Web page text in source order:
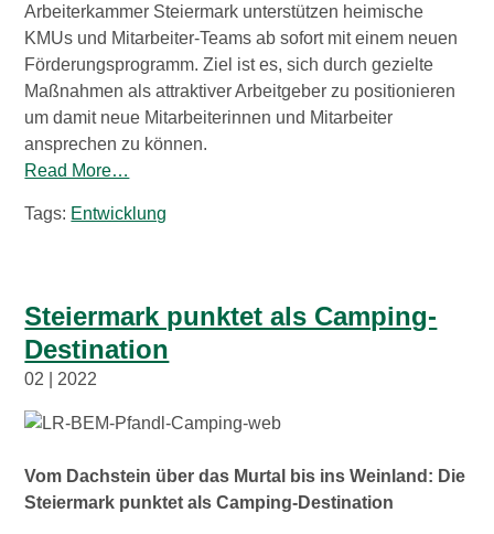
Arbeiterkammer Steiermark unterstützen heimische
KMUs und Mitarbeiter-Teams ab sofort mit einem neuen
Förderungsprogramm. Ziel ist es, sich durch gezielte
Maßnahmen als attraktiver Arbeitgeber zu positionieren
um damit neue Mitarbeiterinnen und Mitarbeiter
ansprechen zu können.
Read More…
Tags: Entwicklung
Steiermark punktet als Camping-
Destination
02 | 2022
Vom Dachstein über das Murtal bis ins Weinland: Die
Steiermark punktet als Camping-Destination